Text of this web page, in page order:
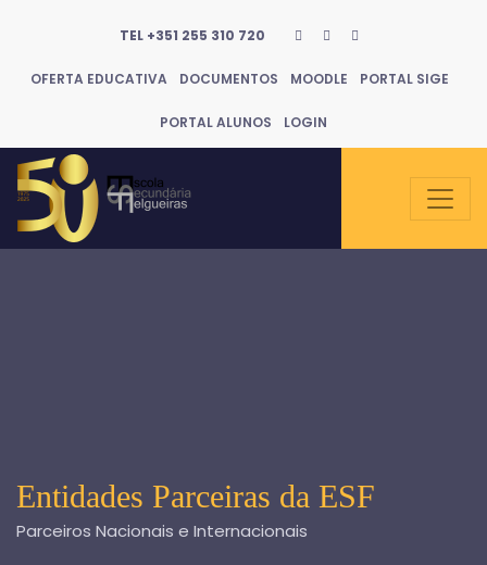
TEL +351 255 310 720
OFERTA EDUCATIVA DOCUMENTOS MOODLE PORTAL SIGE
PORTAL ALUNOS LOGIN
Entidades Parceiras da ESF
Parceiros Nacionais e Internacionais